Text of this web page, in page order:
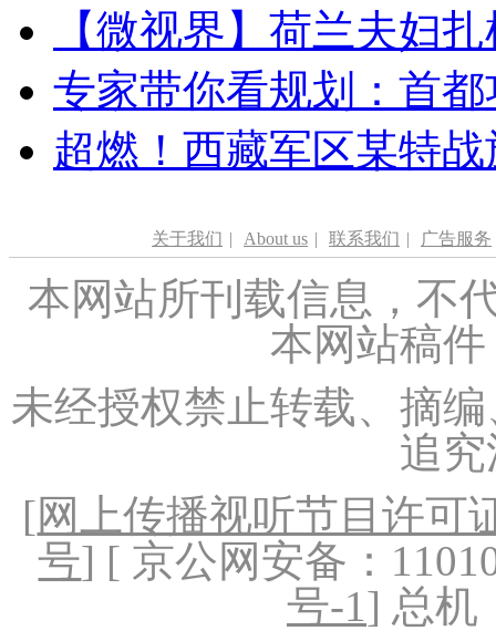
【微视界】荷兰夫妇
专家带你看规划：首
超燃！西藏军区某特
关于我们 | About us | 联系我们 | 广告服务
本网站所刊载信息，不
本网站稿
未经授权禁止转载、摘
追
[网上传播视听节目许可
号] [ 京公网安备：
号-1] 总机